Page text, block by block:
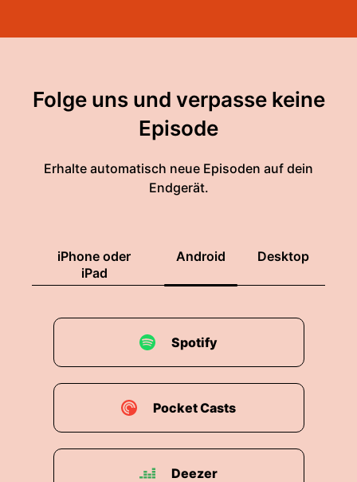
Folge uns und verpasse keine
Episode
Erhalte automatisch neue Episoden auf dein
Endgerät.
iPhone oder
iPad
Android Desktop
Spotify
Pocket Casts
Deezer